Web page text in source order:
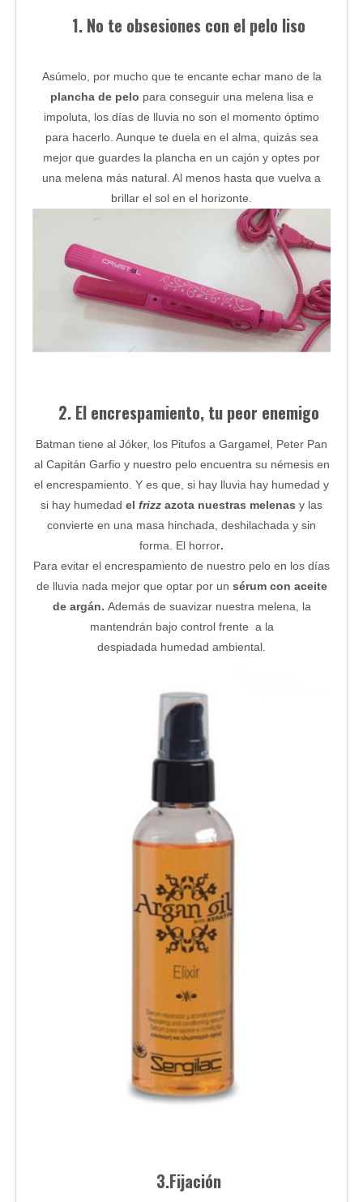
1. No te obsesiones con el pelo liso
Asúmelo, por mucho que te encante echar mano de la
plancha de pelo para conseguir una melena lisa e
impoluta, los días de lluvia no son el momento óptimo
para hacerlo. Aunque te duela en el alma, quizás sea
mejor que guardes la plancha en un cajón y optes por
una melena más natural. Al menos hasta que vuelva a
brillar el sol en el horizonte.
2. El encrespamiento, tu peor enemigo
Batman tiene al Jóker, los Pitufos a Gargamel, Peter Pan
al Capitán Garfio y nuestro pelo encuentra su némesis en
el encrespamiento. Y es que, si hay lluvia hay humedad y
si hay humedad el frizz azota nuestras melenas y las
convierte en una masa hinchada, deshilachada y sin
forma. El horror.
Para evitar el encrespamiento de nuestro pelo en los días
de lluvia nada mejor que optar por un sérum con aceite
de argán. Además de suavizar nuestra melena, la
mantendrán bajo control frente a la
despiadada humedad ambiental.
3.Fijación